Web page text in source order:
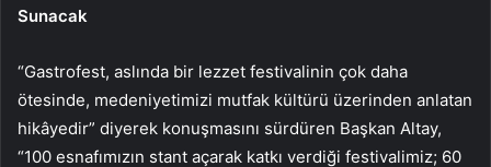
Sunacak
“Gastrofest, aslında bir lezzet festivalinin çok daha
ötesinde, medeniyetimizi mutfak kültürü üzerinden anlatan
hikâyedir” diyerek konuşmasını sürdüren Başkan Altay,
“100 esnafımızın stant açarak katkı verdiği festivalimiz; 60